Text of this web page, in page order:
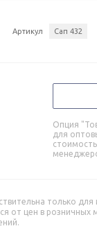
Артикул Сап 432
Опция
для
только
от цен в розничных